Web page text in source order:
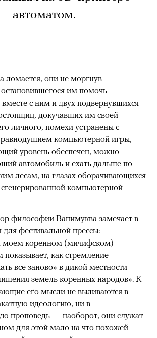
автоматом.
ломается, они не моргнув
им помочь
с ним и двух подвернувшихся
докучавших им своей
личного, помехи устранены с
компьютерной игры,
уровень обеспечен, можно
автомобиль и ехать дальше по
лесам, на глазах оборачивающихся
компьютерной
философии Вапимуква замечает в
для фестивальной прессы:
моем коренном (мичифском)
как стремление
все заново» в дикой местности
земель коренных народов». К
его мысли не выливаются в
идеологию, ни в
проповедь — наоборот, они служат
для этой мало на что похожей